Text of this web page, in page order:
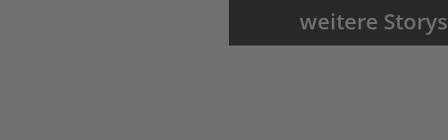
weitere Storys